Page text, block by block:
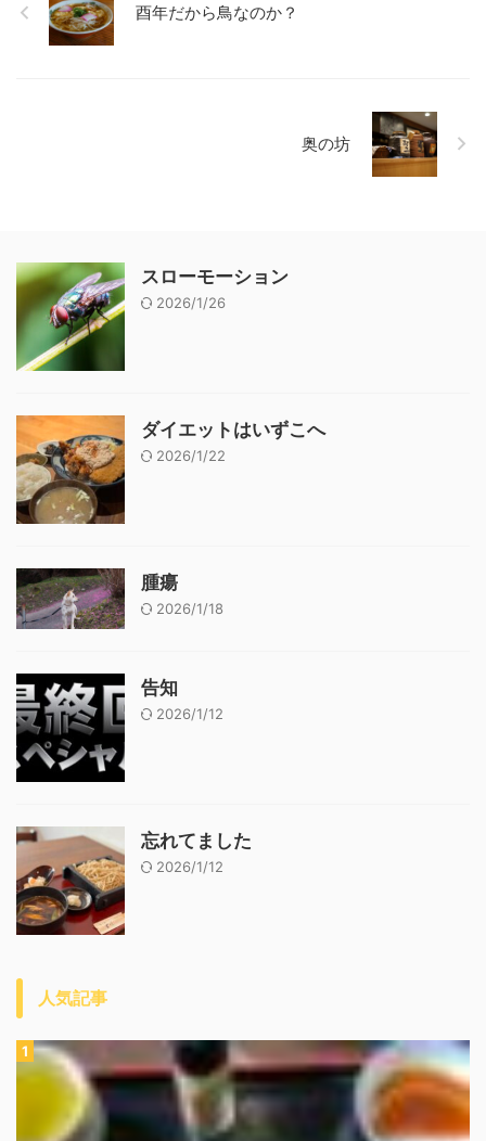
酉年だから鳥なのか？
奥の坊
スローモーション
2026/1/26
ダイエットはいずこへ
2026/1/22
腫瘍
2026/1/18
告知
2026/1/12
忘れてました
2026/1/12
人気記事